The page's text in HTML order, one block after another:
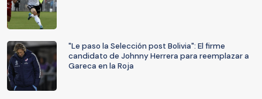
"Le paso la Selección post Bolivia": El firme
candidato de Johnny Herrera para reemplazar a
Gareca en la Roja